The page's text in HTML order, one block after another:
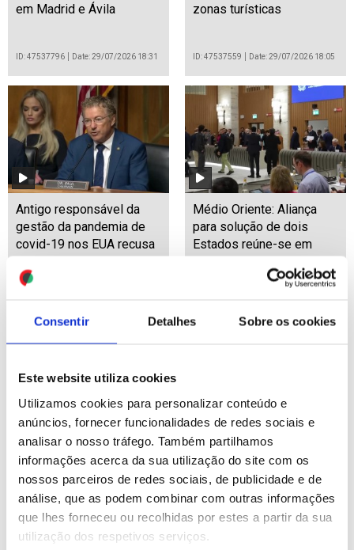
Consentir Detalhes Sobre os cookies
Este website utiliza cookies
Utilizamos cookies para personalizar conteúdo e
anúncios, fornecer funcionalidades de redes sociais e
analisar o nosso tráfego. Também partilhamos
informações acerca da sua utilização do site com os
nossos parceiros de redes sociais, de publicidade e de
análise, que as podem combinar com outras informações
que lhes forneceu ou recolhidas por estes a partir da sua
utilização dos respetivos serviços.
em Madrid e Ávila
ID: 47537796 Date: 29/07/2026 18:31
zonas turísticas
ID: 47537559 Date: 29/07/2026 18:05
Antigo responsável da
gestão da pandemia de
covid-19 nos EUA recusa
Senado
Médio Oriente: Aliança
para solução de dois
Estados reúne-se em
Rússia acusa fundador do
Telegram de
cumplicidade com o
terrorismo
ID: 47537149 Date: 29/07/2026 16:55
Irão: Teerão rejeita
reabertura de estreito de
Ormuz com rota de Omã
ID: 47537041